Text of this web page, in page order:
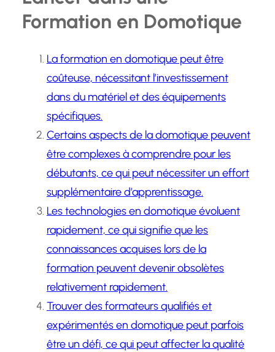
Formation en Domotique
La formation en domotique peut être
coûteuse, nécessitant l’investissement
dans du matériel et des équipements
spécifiques.
Certains aspects de la domotique peuvent
être complexes à comprendre pour les
débutants, ce qui peut nécessiter un effort
supplémentaire d’apprentissage.
Les technologies en domotique évoluent
rapidement, ce qui signifie que les
connaissances acquises lors de la
formation peuvent devenir obsolètes
relativement rapidement.
Trouver des formateurs qualifiés et
expérimentés en domotique peut parfois
être un défi, ce qui peut affecter la qualité